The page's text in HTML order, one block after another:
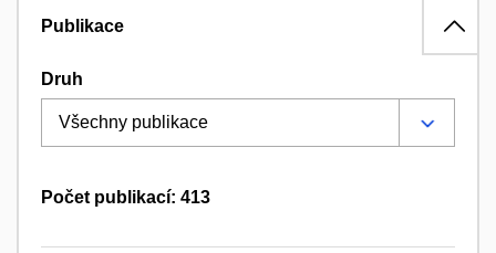
Publikace
Druh
Počet publikací: 413